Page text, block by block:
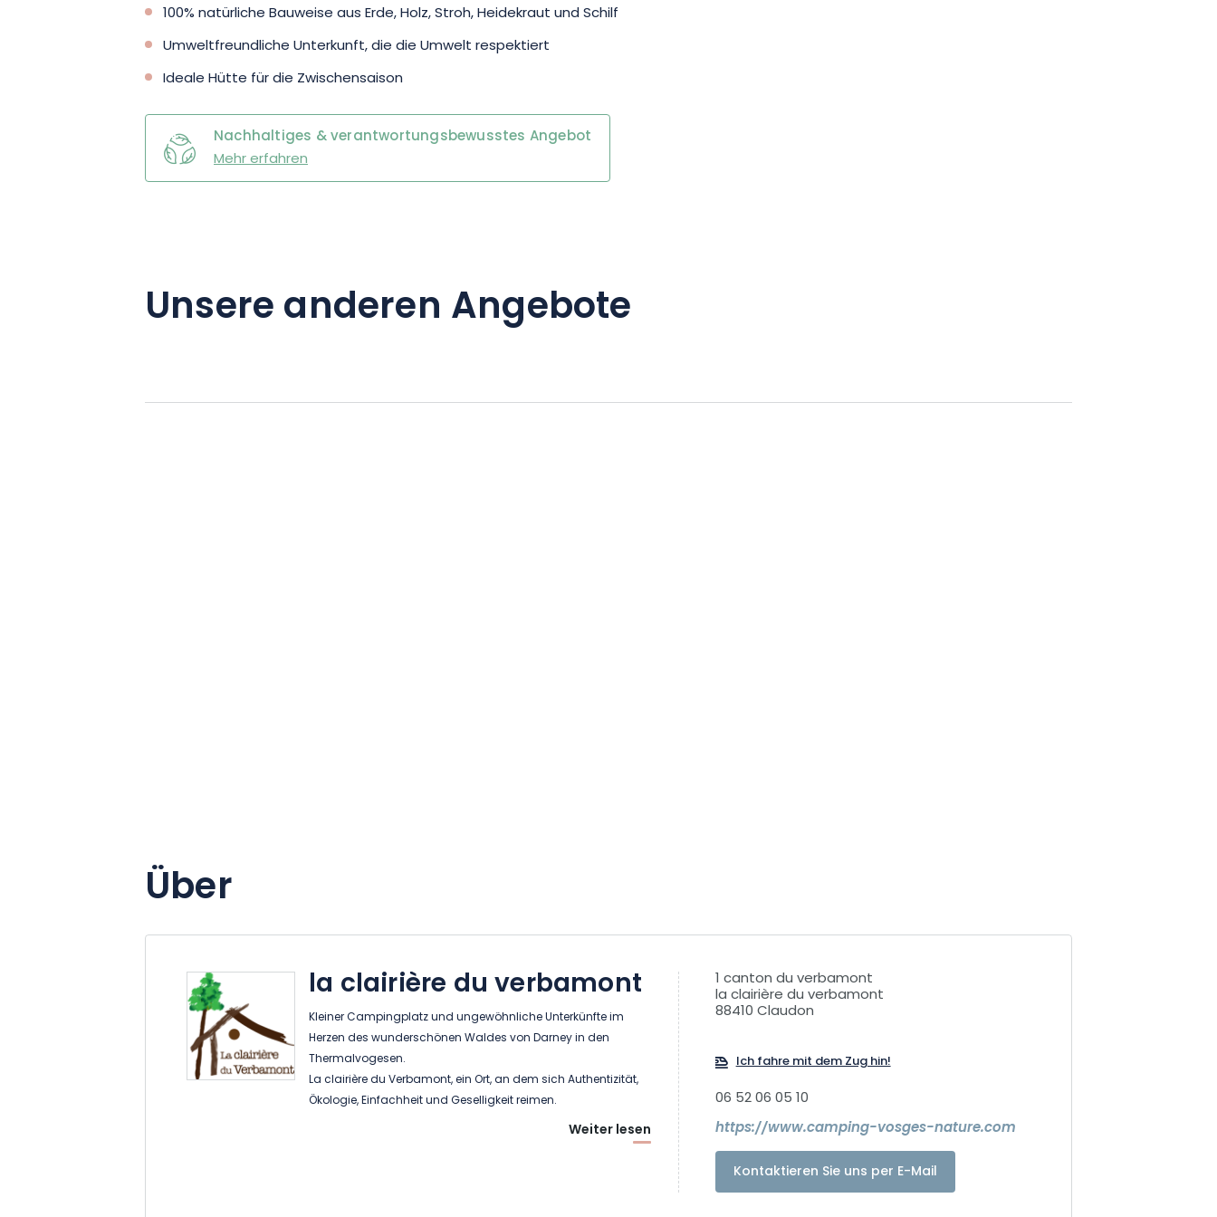
100% natürliche Bauweise aus Erde, Holz, Stroh, Heidekraut und Schilf
Umweltfreundliche Unterkunft, die die Umwelt respektiert
Ideale Hütte für die Zwischensaison
Nachhaltiges & verantwortungsbewusstes Angebot
Mehr erfahren
Unsere anderen Angebote
Über
la clairière du verbamont
Kleiner Campingplatz und ungewöhnliche Unterkünfte im
Herzen des wunderschönen Waldes von Darney in den
Thermalvogesen.
La clairière du Verbamont, ein Ort, an dem sich Authentizität,
Ökologie, Einfachheit und Geselligkeit reimen.
Weiter lesen
1 canton du verbamont
la clairière du verbamont
88410 Claudon
Ich fahre mit dem Zug hin!
06 52 06 05 10
https://www.camping-vosges-nature.com
Kontaktieren Sie uns per E-Mail